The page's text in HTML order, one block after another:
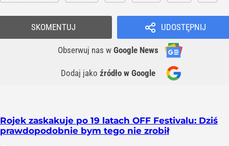
UDOSTĘPNIJ
Obserwuj nas w Google News
Dodaj jako źródło w Google
SKOMENTUJ
Rojek zaskakuje po 19 latach OFF Festivalu: Dziś
prawdopodobnie bym tego nie zrobił